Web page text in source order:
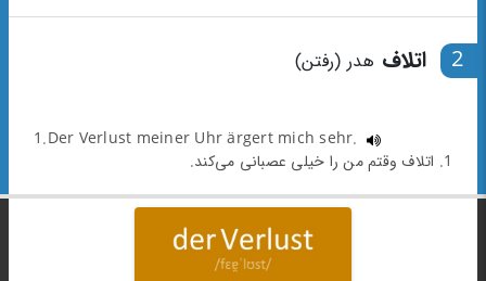
2 اتلاف هدر (رفتن)
1.Der Verlust meiner Uhr ärgert mich sehr.
1. اتلاف وقتم من را خیلی عصبانی می‌کند.